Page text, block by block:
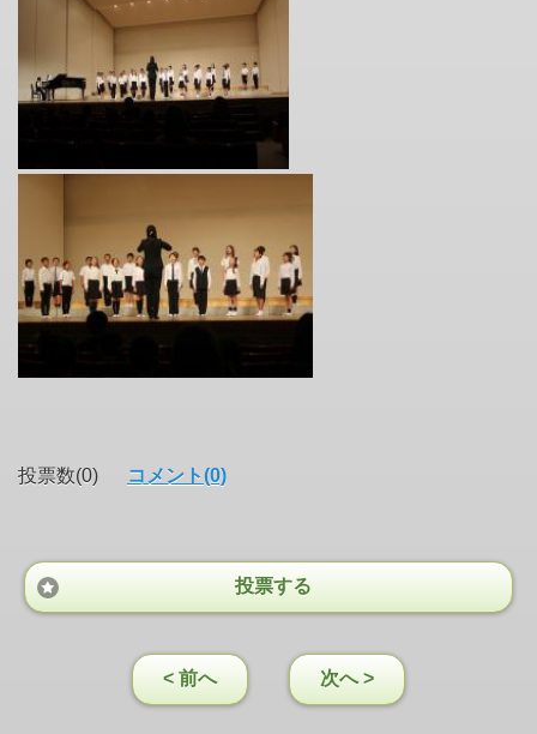
投票数(0) コメント(0)
投票する
< 前へ 次へ >